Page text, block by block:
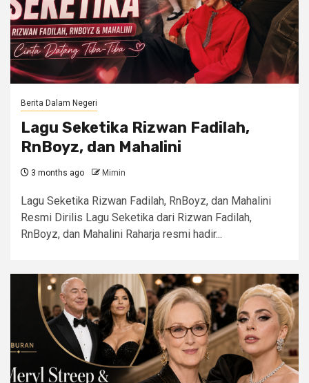
Berita Dalam Negeri
Lagu Seketika Rizwan Fadilah,
RnBoyz, dan Mahalini
3 months ago Mimin
Lagu Seketika Rizwan Fadilah, RnBoyz, dan Mahalini
Resmi Dirilis Lagu Seketika dari Rizwan Fadilah,
RnBoyz, dan Mahalini Raharja resmi hadir...